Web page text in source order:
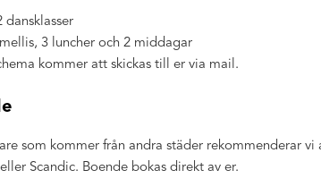
dansklasser
3 luncher och 2 middagar
kommer att skickas till er via mail.
som kommer från andra städer rekommenderar
Scandic. Boende bokas direkt av er.